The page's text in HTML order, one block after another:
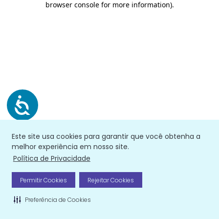
Este site usa cookies para garantir que você obtenha a
melhor experiência em nosso site.
Política de Privacidade
Permitir Cookies Rejeitar Cookies
Preferência de Cookies
browser console for more information).